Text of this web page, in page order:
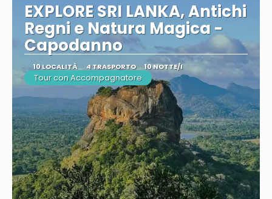
EXPLORE SRI LANKA, Antichi
Regni e Natura Magica -
Capodanno
10 LOCALITÀ 4 TRASPORTO 10 NOTTE/I
Tour con Accompagnatore